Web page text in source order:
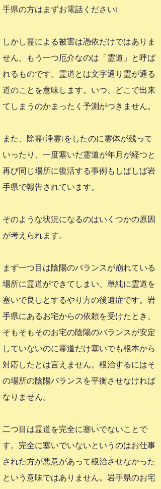
手県の方はまずお電話ください)
しかし霊による被害は憑依だけではありま
せん。もう一つ厄介なのは「霊道」と呼ば
れるものです。霊道とは文字通り霊が通る
道のことを意味します。いつ、どこで出来
てしまうのかまったく予測がつきません。
また、除霊(浄霊)をしたのに霊体が残って
いったり、一度塞いだ霊道が年月が経つと
再び同じ場所に復活する事例もしばしば岩
手県で報告されています。
そのような状況になるのはいくつかの原因
が考えられます。
まず一つ目は陰陽のバランスが崩れている
場所に霊道ができてしまい、単純に霊道を
塞いで良しとするやり方の後遺症です。岩
手県にあるお宅からの依頼を受けたとき、
そもそもそのお宅の陰陽のバランスが安定
していないのに霊道だけ塞いでも根本から
対応したとは言えません。根治するにはそ
の場所の陰陽バランスを平衡させなければ
なりません。
二つ目は霊道を完全に塞いでないことで
す。完全に塞いでいないというのはお仕事
された方が悪意があって根治させなかった
という意味ではありません。岩手県のお宅